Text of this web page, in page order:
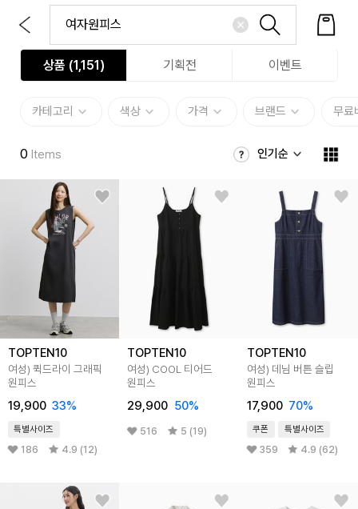
상품 (1,151 ) 기획전 이벤트
카테고리 색상 가격 브랜드 무료
0 Items 인기순
TOPTEN10
여성) 퀵드라이 그래픽
원피스
19,900 33%
특별사이즈
186 4.9 (12)
TOPTEN10
여성) COOL 티어드
원피스
29,900 50%
516 5 (19)
TOPTEN10
여성) 데님 버튼 슬립
원피스
17,900 70%
쿠폰 특별사이즈
359 4.9 (62)